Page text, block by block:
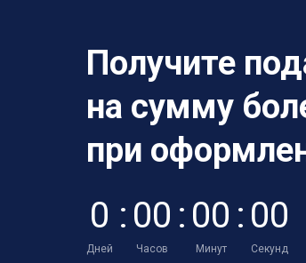
Получите
на сумму
при
0
Дней
: 00
Часов
: 00
Минут
: 00
Секунд